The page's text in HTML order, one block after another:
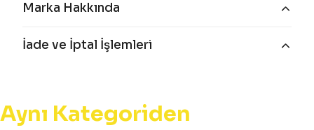
Marka Hakkında
İade ve İptal İşlemleri
Aynı Kategoriden